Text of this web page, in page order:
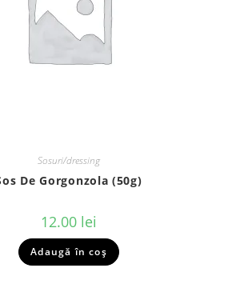
Sosuri/dressing
De Gorgonzola (50g)
12.00 lei
Adaugă în coș